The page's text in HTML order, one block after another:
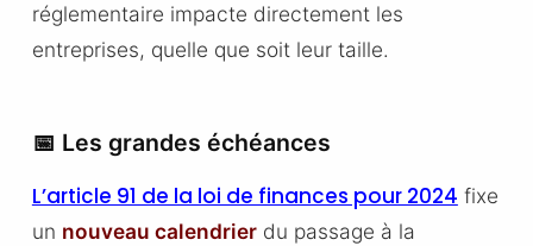
réglementaire impacte directement les
entreprises, quelle que soit leur taille.
📅 Les grandes échéances
L’article 91 de la loi de finances pour 2024 fixe
un nouveau calendrierdu passage à la